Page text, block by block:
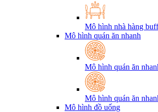
Mô hình nhà hàng
Mô hình quán ăn nhanh
Mô hình quán ăn
Mô hình quán ăn
Mô hình đồ uống